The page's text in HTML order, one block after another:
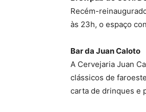
Recém-
às 23h, o espaço
Bar da Juan Caloto
A Cervejaria Juan
clássicos de
carta de drinques e